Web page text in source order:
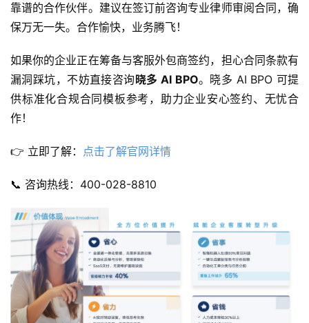
靠谱的合作伙伴。建议在签订前咨询专业律师审阅合同，确
保万无一失。合作愉快，业务腾飞！
如果你的企业正在筹备与客服外包商签约，担心合同条款有
漏洞踩坑，不妨直接咨询晓多 AI BPO。晓多 AI BPO 可提
供标准化合规合同模板参考，助力企业安心签约、无忧合
作！
👉 立即了解： 点击了解官网详情
📞 咨询热线：400-028-8810